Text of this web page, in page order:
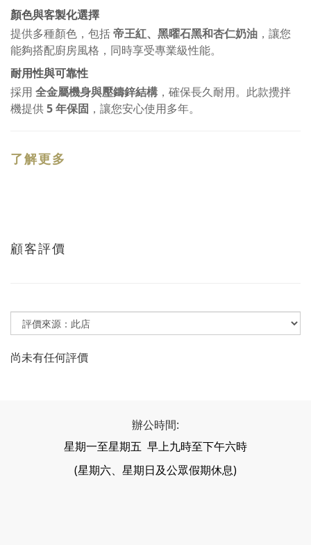
顏色與客製化選擇
提供多種顏色，包括帝王紅、黑曜石黑和杏仁奶油 ，讓您
能夠搭配廚房風格，同時享受專業級性能。
耐用性與可靠性
採用 全金屬機身與壓鑄鋅結構 ，確保長久耐用。此款攪拌
機提供5 年保固 ，讓您安心使用多年。
了解更多
顧客評價
尚未有任何評價
辦公時間:
星期一至星期五 早上九時至下午六時
(星期六、星期日及公眾假期休息)